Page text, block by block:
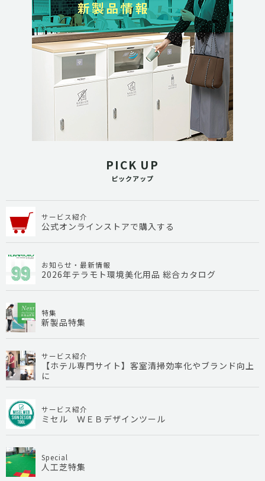
PICK UP
ピックアップ
サービス紹介
公式オンラインストアで購入する
お知らせ・最新情報
2026年テラモト環境美化用品 総合カタログ
特集
新製品特集
サービス紹介
【ホテル専門サイト】客室清掃効率化やブランド向上
に
サービス紹介
ミセル ＷＥＢデザインツール
Special
人工芝特集